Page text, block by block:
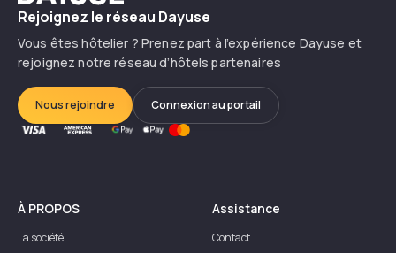
Rejoignez le réseau Dayuse
Vous êtes hôtelier ? Prenez part à l’expérience Dayuse et
rejoignez notre réseau d’hôtels partenaires
Nous rejoindre Connexion au portail
À PROPOS
La société
Assistance
Contact